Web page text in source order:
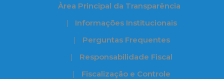
Àrea Principal da Transparência
Informações Institucionais
Perguntas Frequentes
Responsabilidade Fiscal
Fiscalização e Controle